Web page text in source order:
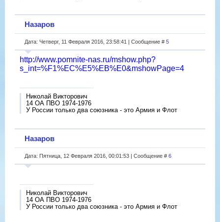
Назаров
Дата: Четверг, 11 Февраля 2016, 23:58:41 | Сообщение # 5
http://www.pomnite-nas.ru/mshow.php?
s_int=%F1%EC%E5%EB%E0&mshowPage=4
Николай Викторович
14 ОА ПВО 1974-1976
У России только два союзника - это Армия и Флот
Назаров
Дата: Пятница, 12 Февраля 2016, 00:01:53 | Сообщение # 6
Николай Викторович
14 ОА ПВО 1974-1976
У России только два союзника - это Армия и Флот